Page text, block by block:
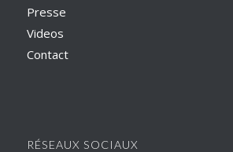
Presse
Videos
Contact
RÉSEAUX SOCIAUX